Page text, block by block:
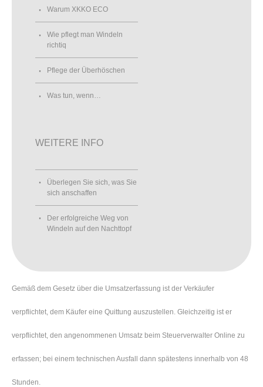
Warum XKKO ECO
Wie pflegt man Windeln
richtiq
Pflege der Überhöschen
Was tun, wenn…
WEITERE INFO
Überlegen Sie sich, was Sie
sich anschaffen
Der erfolgreiche Weg von
Windeln auf den Nachttopf
Gemäß dem Gesetz über die Umsatzerfassung ist der Verkäufer
verpflichtet, dem Käufer eine Quittung auszustellen. Gleichzeitig ist er
verpflichtet, den angenommenen Umsatz beim Steuerverwalter Online zu
erfassen; bei einem technischen Ausfall dann spätestens innerhalb von 48
Stunden.